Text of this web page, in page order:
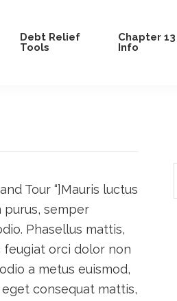
Debt Relief
Tools
Chapter
Info
Tour “]Mauris luctus
purus, semper
Phasellus mattis,
orci dolor non
a metus euismod,
consequat mattis,